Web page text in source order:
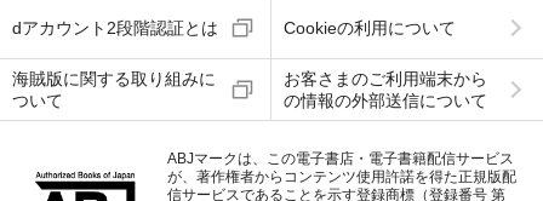
dアカウント2段階認証とは Cookieの利用について
海賊版に関する取り組みに
ついて
お客さまのご利用端末から
の情報の外部送信について
ABJマークは、この電子書店・電子書籍配信サービス
が、著作権者からコンテンツ使用許諾を得た正規版配
信サービスであることを示す登録商標（登録番号 第